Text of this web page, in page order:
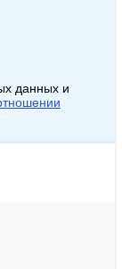
данных и